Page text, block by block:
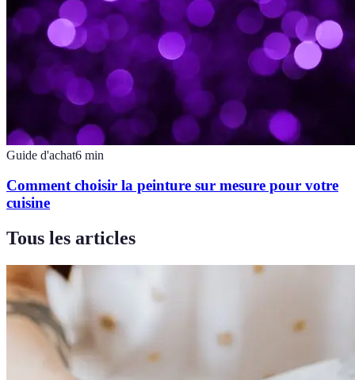
Guide d'achat6 min
Comment choisir la peinture sur mesure pour votre
cuisine
Tous les articles